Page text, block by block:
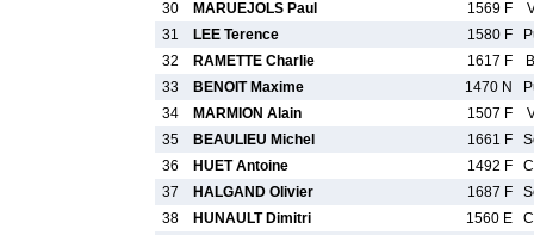
30
MARUEJOLS Paul 1569 F
31
LEE Terence 1580 F
32
RAMETTE Charlie 1617 F
33
BENOIT Maxime 1470 N
34
MARMION Alain 1507 F
35
BEAULIEU Michel 1661 F
36
HUET Antoine 1492 F
37
HALGAND Olivier 1687 F
38
HUNAULT Dimitri 1560 E